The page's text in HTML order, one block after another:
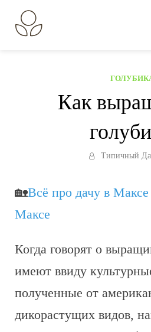
содержанию
Как
Типичный
🏡Всё про дачу в Максе
Максе
Когда говорят о
имеют ввиду
полученные от
дикорастущих видов,